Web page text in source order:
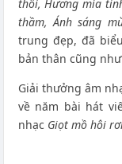
thôi, Hương mía
thầm, Ánh sáng
trung đẹp, đã
bản thân cũng
Giải thưởng âm
về năm bài hát
nhạc Giọt mồ hôi